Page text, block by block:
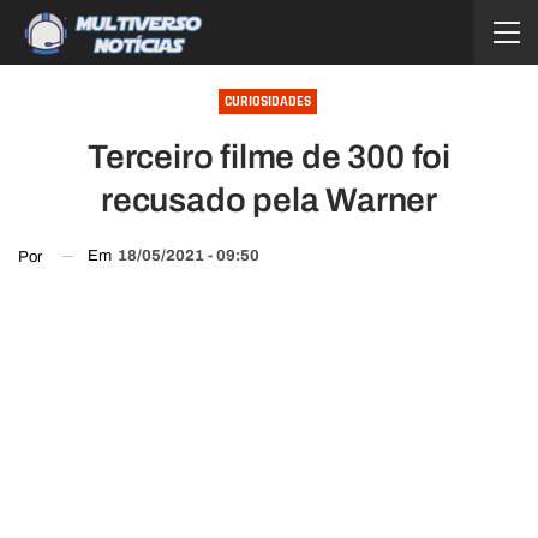
CURIOSIDADES
Terceiro filme de 300 foi
recusado pela Warner
Por Em 18/05/2021 - 09:50